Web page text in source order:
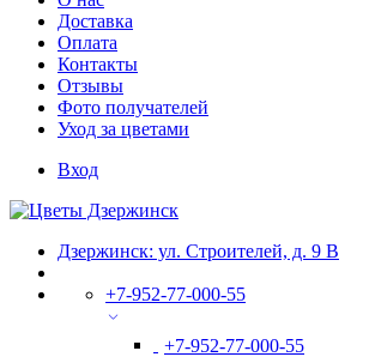
Доставка
Оплата
Контакты
Отзывы
Фото получателей
Уход за цветами
Вход
Дзержинск: ул. Строителей, д. 9 В
+7-952-77-000-55
+7-952-77-000-55